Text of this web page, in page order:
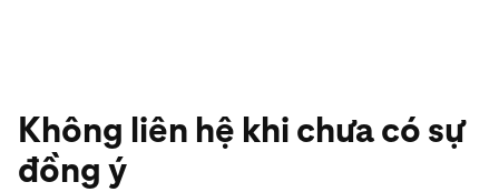
Không liên hệ khi chưa có sự
đồng ý